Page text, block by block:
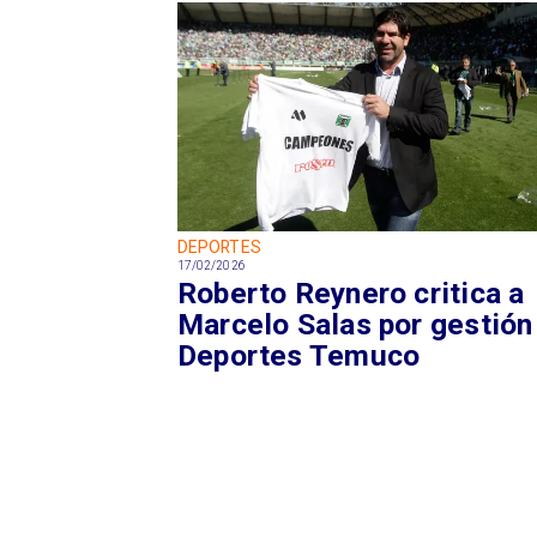
DEPORTES
17/02/2026
Roberto Reynero critica a
Marcelo Salas por
Deportes Temuco